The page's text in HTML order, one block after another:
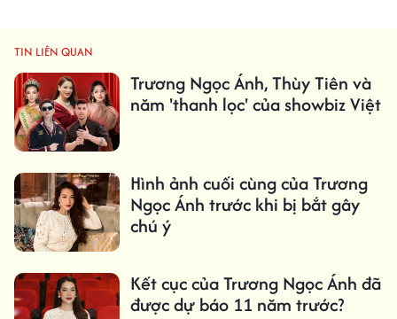
TIN LIÊN QUAN
Trương Ngọc Ánh, Thùy Tiên và
năm 'thanh lọc' của showbiz Việt
Hình ảnh cuối cùng của Trương
Ngọc Ánh trước khi bị bắt gây
chú ý
Kết cục của Trương Ngọc Ánh đã
được dự báo 11 năm trước?